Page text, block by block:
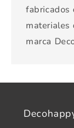
fabricados
materiales
marca